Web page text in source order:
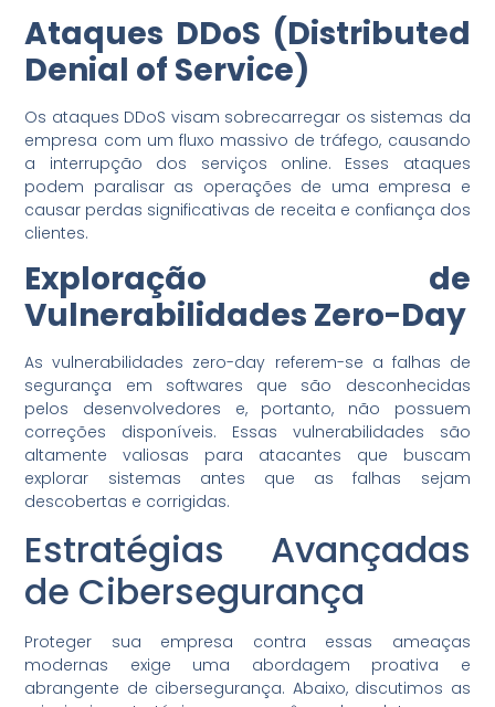
Ataques DDoS (Distributed
Denial of Service)
Os ataques DDoS visam sobrecarregar os sistemas da
empresa com um fluxo massivo de tráfego, causando
a interrupção dos serviços online. Esses ataques
podem paralisar as operações de uma empresa e
causar perdas significativas de receita e confiança dos
clientes.
Exploração de
Vulnerabilidades Zero-Day
As vulnerabilidades zero-day referem-se a falhas de
segurança em softwares que são desconhecidas
pelos desenvolvedores e, portanto, não possuem
correções disponíveis. Essas vulnerabilidades são
altamente valiosas para atacantes que buscam
explorar sistemas antes que as falhas sejam
descobertas e corrigidas.
Estratégias Avançadas
de Cibersegurança
Proteger sua empresa contra essas ameaças
modernas exige uma abordagem proativa e
abrangente de cibersegurança. Abaixo, discutimos as